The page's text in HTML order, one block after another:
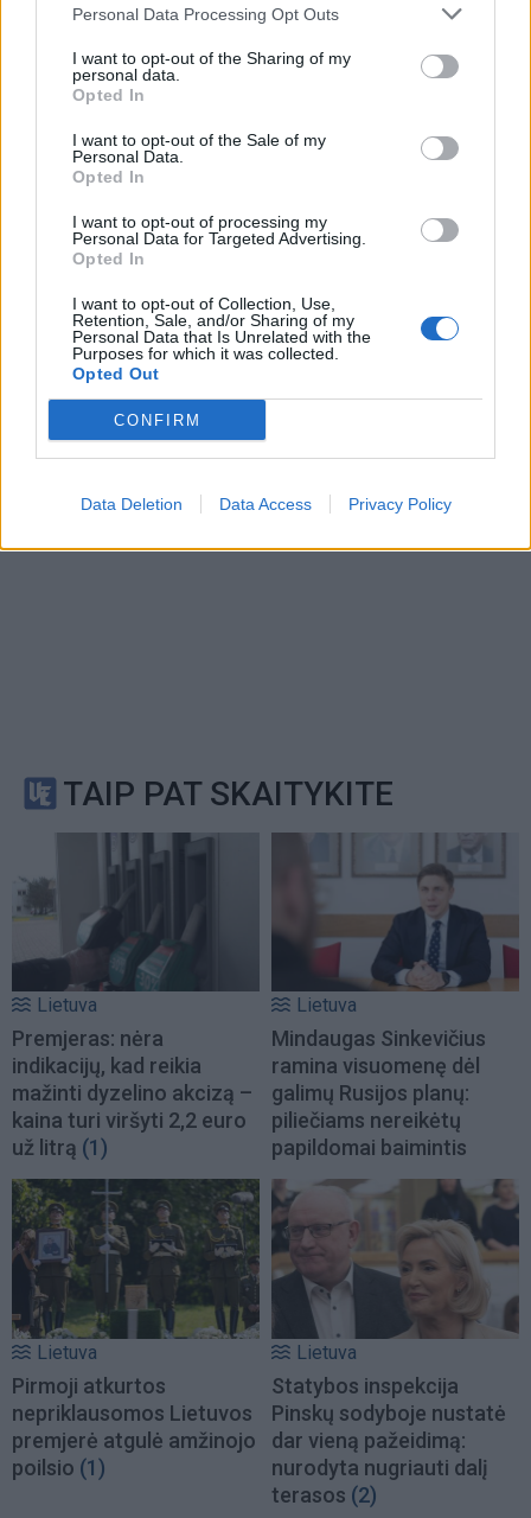
Personal Data Processing Opt Outs
I want to opt-out of the Sharing of my
personal data.
Opted In
I want to opt-out of the Sale of my
Personal Data.
Opted In
I want to opt-out of processing my
Personal Data for Targeted Advertising.
Opted In
I want to opt-out of Collection, Use,
Retention, Sale, and/or Sharing of my
Personal Data that Is Unrelated with the
Purposes for which it was collected.
Opted Out
CONFIRM
Data Deletion Data Access Privacy Policy
Sutinku su taisyklėmis
reCAPTCHA and the Google
Privacy Policyand
Terms of
Serviceapply.
TAIP PAT SKAITYKITE
Lietuva
Premjeras: nėra
indikacijų, kad reikia
mažinti dyzelino akcizą –
kaina turi viršyti 2,2 euro
už litrą (1)
Lietuva
Mindaugas Sinkevičius
ramina visuomenę dėl
galimų Rusijos planų:
piliečiams nereikėtų
papildomai baimintis
Lietuva
Pirmoji atkurtos
nepriklausomos Lietuvos
premjerė atgulė amžinojo
poilsio (1)
Lietuva
Statybos inspekcija
Pinskų sodyboje nustatė
dar vieną pažeidimą:
nurodyta nugriauti dalį
terasos (2)